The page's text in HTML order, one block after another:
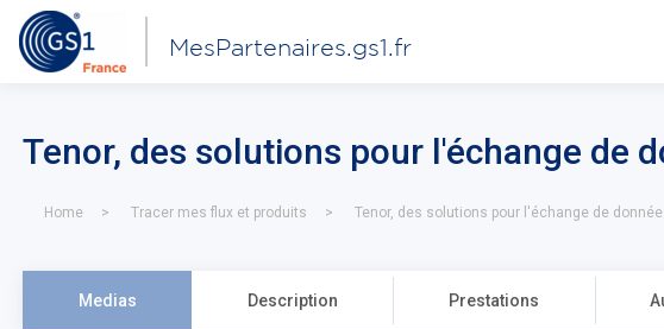
MesPartenaires.gs1.fr
Tenor, des solutions pour l'échange de
Home Tracer mes flux et produits Tenor, des solutions pour l'échange de
Medias Description Prestations